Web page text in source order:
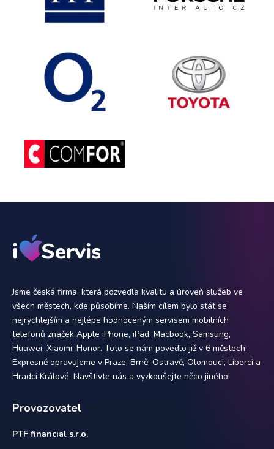
Jsme česká firma, která pozvedla kvalitu a úroveň služeb ve
všech městech, kde působíme. Naším cílem bylo stát se
nejrychlejším a nejlépe hodnoceným servisem mobilních
telefonů značek Apple iPhone, iPad, Macbook, Samsung,
Huawei, Xiaomi, Honor. Toto se nám povedlo již v 6 městech.
Expresně opravujeme v Praze, Brně, Ostravě, Olomouci, Liberci a
Hradci Králové. Navštivte nás a vyzkoušejte něco jiného!
Provozovatel
PTF financial s.r.o.